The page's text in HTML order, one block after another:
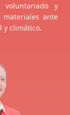
voluntariado y
materiales ante
y climático.